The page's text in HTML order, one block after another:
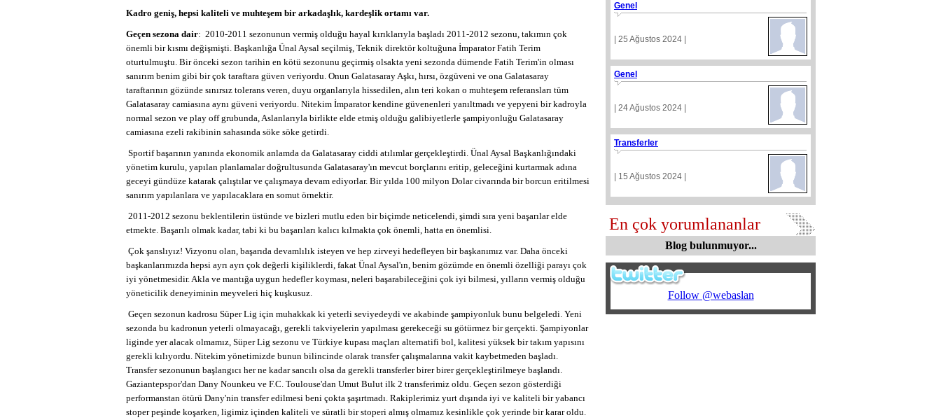
Kadro geniş, hepsi kaliteli ve muhteşem bir arkadaşlık, kardeşlik ortamı var.
Geçen sezona dair: 2010-2011 sezonunun vermiş olduğu hayal kırıklarıyla başladı 2011-2012 sezonu, takımın çok
önemli bir kısmı değişmişti. Başkanlığa Ünal Aysal seçilmiş, Teknik direktör koltuğuna İmparator Fatih Terim
oturtulmuştu. Bir önceki sezon tarihin en kötü sezonunu geçirmiş olsakta yeni sezonda dümende Fatih Terim'in olması
sanırım benim gibi bir çok taraftara güven veriyordu. Onun Galatasaray Aşkı, hırsı, özgüveni ve ona Galatasaray
taraftarının gözünde sınırsız tolerans veren, duyu organlarıyla hissedilen, alın teri kokan o muhteşem referansları tüm
Galatasaray camiasına aynı güveni veriyordu. Nitekim İmparator kendine güvenenleri yanıltmadı ve yepyeni bir kadroyla
normal sezon ve play off grubunda, Aslanlarıyla birlikte elde etmiş olduğu galibiyetlerle şampiyonluğu Galatasaray
camiasına ezeli rakibinin sahasında söke söke getirdi.
Sportif başarının yanında ekonomik anlamda da Galatasaray ciddi atılımlar gerçekleştirdi. Ünal Aysal Başkanlığındaki
yönetim kurulu, yapılan planlamalar doğrultusunda Galatasaray'ın mevcut borçlarını eritip, geleceğini kurtarmak adına
geceyi gündüze katarak çalıştılar ve çalışmaya devam ediyorlar. Bir yılda 100 milyon Dolar civarında bir borcun eritilmesi
sanırım yapılanlara ve yapılacaklara en somut örnektir.
2011-2012 sezonu beklentilerin üstünde ve bizleri mutlu eden bir biçimde neticelendi, şimdi sıra yeni başarılar elde
etmekte. Başarılı olmak kadar, tabi ki bu başarıları kalıcı kılmakta çok önemli, hatta en önemlisi.
Çok şanslıyız! Vizyonu olan, başarıda devamlılık isteyen ve hep zirveyi hedefleyen bir başkanımız var. Daha önceki
başkanlarımızda hepsi ayrı ayrı çok değerli kişiliklerdi, fakat Ünal Aysal'ın, benim gözümde en önemli özelliği parayı çok
iyi yönetmesidir. Akla ve mantığa uygun hedefler koyması, neleri başarabileceğini çok iyi bilmesi, yılların vermiş olduğu
yöneticilik deneyiminin meyveleri hiç kuşkusuz.
Geçen sezonun kadrosu Süper Lig için muhakkak ki yeterli seviyedeydi ve akabinde şampiyonluk bunu belgeledi. Yeni
sezonda bu kadronun yeterli olmayacağı, gerekli takviyelerin yapılması gerekeceği su götürmez bir gerçekti. Şampiyonlar
liginde yer alacak olmamız, Süper Lig sezonu ve Türkiye kupası maçları alternatifi bol, kalitesi yüksek bir takım yapısını
gerekli kılıyordu. Nitekim yönetimizde bunun bilincinde olarak transfer çalışmalarına vakit kaybetmeden başladı.
Transfer sezonunun başlangıcı her ne kadar sancılı olsa da gerekli transferler birer birer gerçekleştirilmeye başlandı.
Gaziantepspor'dan Dany Nounkeu ve F.C. Toulouse'dan Umut Bulut ilk 2 transferimiz oldu. Geçen sezon gösterdiği
performanstan ötürü Dany'nin transfer edilmesi beni çokta şaşırtmadı. Rakiplerimiz yurt dışında iyi ve kaliteli bir yabancı
stoper peşinde koşarken, ligimiz içinden kaliteli ve süratli bir stoperi almış olmamız kesinlikle çok yerinde bir karar oldu.
Genel
| 25 Ağustos 2024 |
Genel
| 24 Ağustos 2024 |
Transferler
| 15 Ağustos 2024 |
En çok yorumlananlar
Blog bulunmuyor...
Follow @webaslan